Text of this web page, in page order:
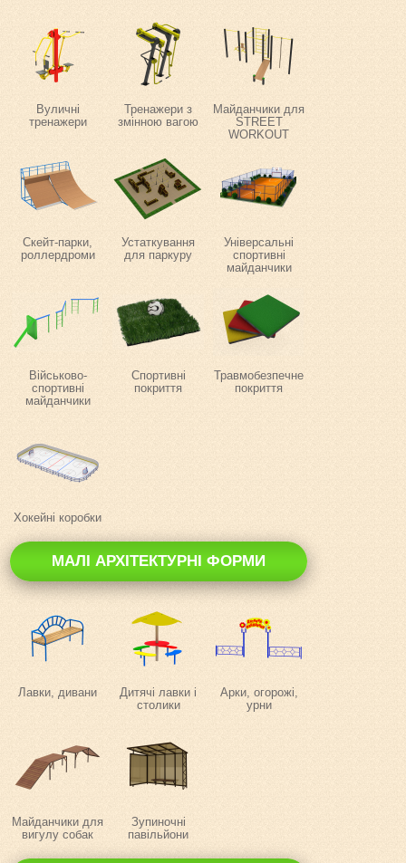
Вуличні
тренажери
Тренажери з
змінною вагою
Майданчики для
STREET
WORKOUT
Скейт-парки,
роллердроми
Устаткування
для паркуру
Універсальні
спортивні
майданчики
Військово-
спортивні
майданчики
Спортивні
покриття
Травмобезпечне
покриття
Хокейні коробки
МАЛІ АРХІТЕКТУРНІ ФОРМИ
Лавки, дивани
Дитячі лавки і
столики
Арки, огорожі,
урни
Майданчики для
вигулу собак
Зупиночні
павільйони